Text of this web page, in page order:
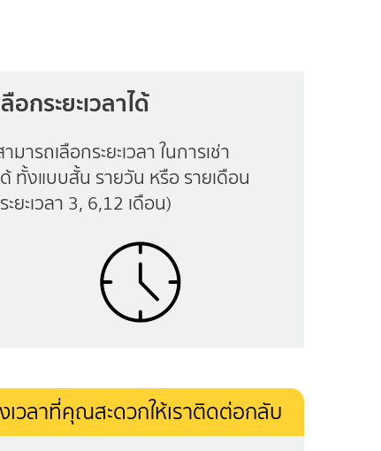
อกระยะเวลาได้
มารถเลือกระยะเวลา ในการเช่า
ทั้งแบบสั้น รายวัน หรือ รายเดือน
ะยะเวลา 3, 6,12 เดือน)
เวลาที่คุณสะดวกให้เราติดต่อกลับ